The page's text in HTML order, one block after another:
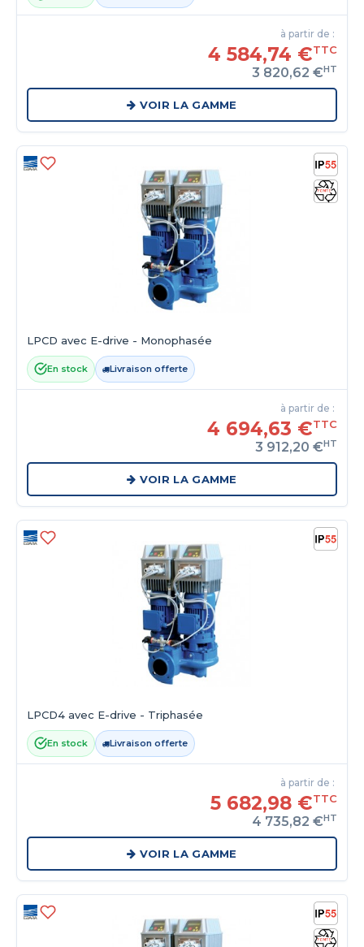
à partir de :
4 584,74 €TTC
3 820,62 €HT
VOIR LA GAMME
LPCD avec E-drive - Monophasée
En stock Livraison offerte
à partir de :
4 694,63 €TTC
3 912,20 €HT
VOIR LA GAMME
LPCD4 avec E-drive - Triphasée
En stock Livraison offerte
à partir de :
5 682,98 €TTC
4 735,82 €HT
VOIR LA GAMME